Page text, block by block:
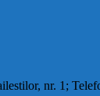
nr. 1;